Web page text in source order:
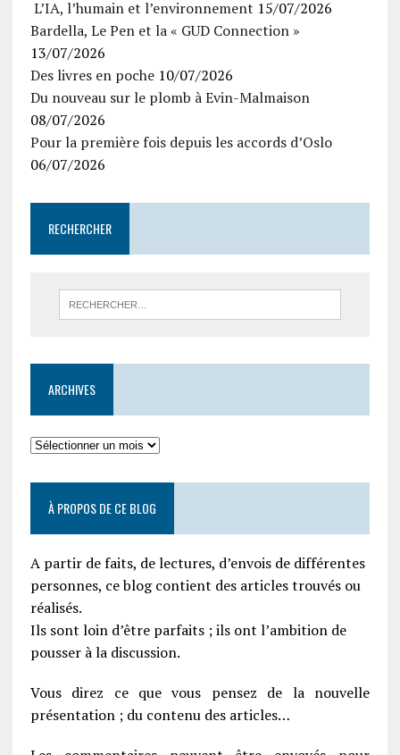
L’IA, l’humain et l’environnement 15/07/2026
Bardella, Le Pen et la « GUD Connection »
13/07/2026
Des livres en poche 10/07/2026
Du nouveau sur le plomb à Evin-Malmaison
08/07/2026
Pour la première fois depuis les accords d’Oslo
06/07/2026
RECHERCHER
ARCHIVES
À PROPOS DE CE BLOG
A partir de faits, de lectures, d’envois de différentes
personnes, ce blog contient des articles trouvés ou
réalisés.
Ils sont loin d’être parfaits ; ils ont l’ambition de
pousser à la discussion.
Vous direz ce que vous pensez de la nouvelle
présentation ; du contenu des articles…